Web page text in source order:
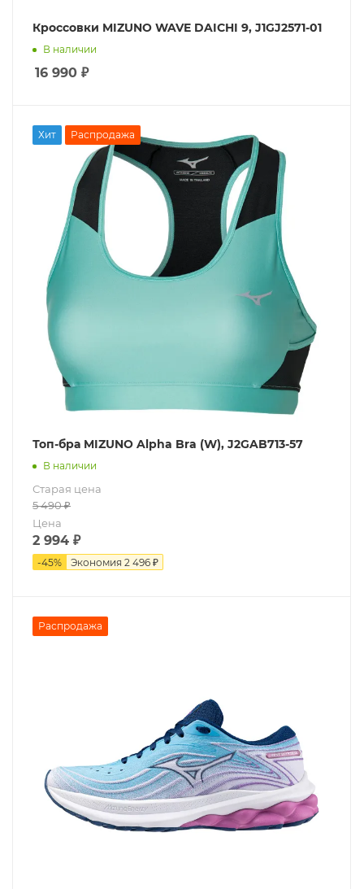
Кроссовки MIZUNO WAVE DAICHI 9, J1GJ2571-01
В наличии
16 990 ₽
Хит Распродажа
Топ-бра MIZUNO Alpha Bra (W), J2GAB713-57
В наличии
Старая цена
5 490₽
Цена
2 994 ₽
-45% Экономия 2 496 ₽
Распродажа